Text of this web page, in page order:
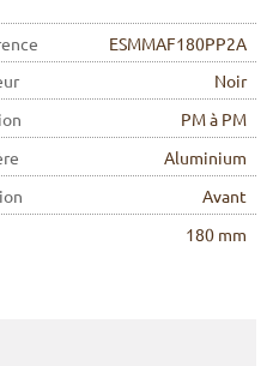
ESMMAF180PP2A
Noir
PM à PM
Aluminium
Avant
180 mm